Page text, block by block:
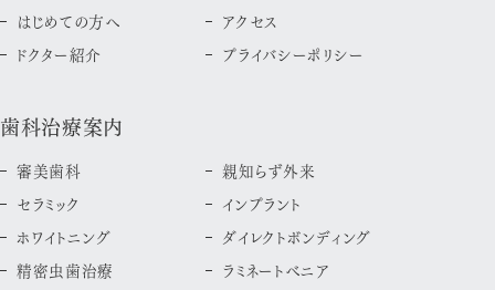
はじめての方へ
ドクター紹介
アクセス
プライバシーポリシー
歯科治療案内
審美歯科
セラミック
ホワイトニング
精密虫歯治療
親知らず外来
インプラント
ダイレクトボンディング
ラミネートべニア